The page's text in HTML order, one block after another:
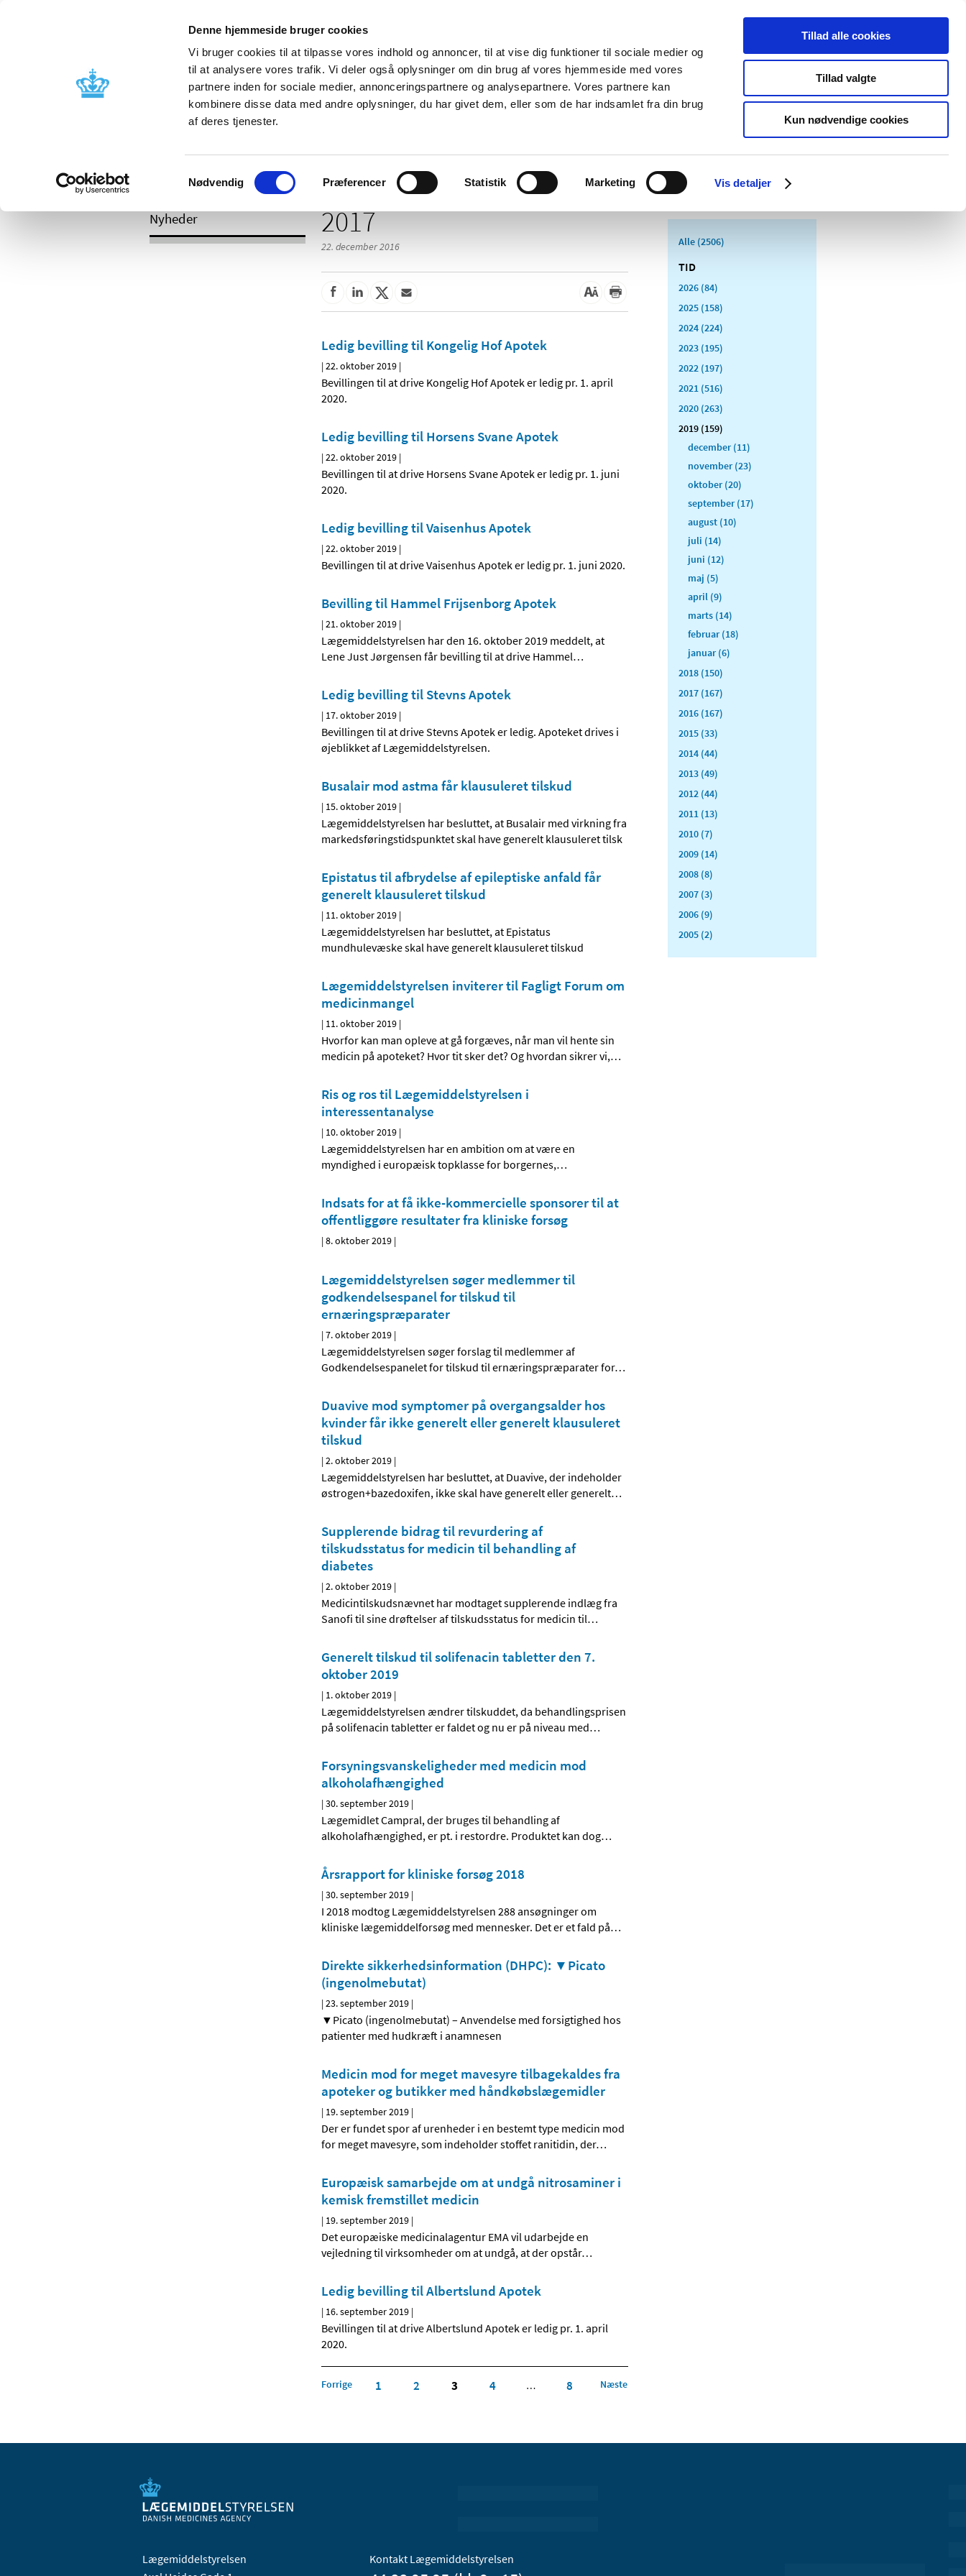
Denne hjemmeside bruger cookies
Vi bruger cookies til at tilpasse vores indhold og annoncer, til at vise dig funktioner til sociale medier og
til at analysere vores trafik. Vi deler også oplysninger om din brug af vores hjemmeside med vores
partnere inden for sociale medier, annonceringspartnere og analysepartnere. Vores partnere kan
kombinere disse data med andre oplysninger, du har givet dem, eller som de har indsamlet fra din brug
af deres tjenester.
Samtykkevalg
Nødvendig Præferencer Statistik Marketing Vis detaljer
Tillad alle cookies
Tillad valgte
Kun nødvendige cookies
Nyheder Om os Kontakt Udgivelser
Godkendelse og
Bivirkninger og
produktinformation
Tilskud og
Apoteker og salg af
Medicinsk
Særlige
produktområder
/ 2017
Nyheder 2017
22. december 2016
Ledig bevilling til Kongelig Hof Apotek
|22. oktober 2019 |
Bevillingen til at drive Kongelig Hof Apotek er ledig pr. 1. april
2020.
Ledig bevilling til Horsens Svane Apotek
|22. oktober 2019 |
Bevillingen til at drive Horsens Svane Apotek er ledig pr. 1. juni
2020.
Ledig bevilling til Vaisenhus Apotek
|22. oktober 2019 |
Bevillingen til at drive Vaisenhus Apotek er ledig pr. 1. juni 2020.
Bevilling til Hammel Frijsenborg Apotek
|21. oktober 2019 |
Lægemiddelstyrelsen har den 16. oktober 2019 meddelt, at
Lene Just Jørgensen får bevilling til at drive Hammel…
Ledig bevilling til Stevns Apotek
| 17. oktober 2019 |
Bevillingen til at drive Stevns Apotek er ledig. Apoteket drives i
øjeblikket af Lægemiddelstyrelsen.
Busalair mod astma får klausuleret tilskud
| 15. oktober 2019 |
Lægemiddelstyrelsen har besluttet, at Busalair med virkning fra
markedsføringstidspunktet skal have generelt klausuleret tilsk
Epistatus til afbrydelse af epileptiske anfald får
generelt klausuleret tilskud
| 11. oktober 2019 |
Lægemiddelstyrelsen har besluttet, at Epistatus
mundhulevæske skal have generelt klausuleret tilskud
Lægemiddelstyrelsen inviterer til Fagligt Forum om
medicinmangel
| 11. oktober 2019 |
Hvorfor kan man opleve at gå forgæves, når man vil hente sin
medicin på apoteket? Hvor tit sker det? Og hvordan sikrer vi,…
Ris og ros til Lægemiddelstyrelsen i
interessentanalyse
| 10. oktober 2019 |
Lægemiddelstyrelsen har en ambition om at være en
myndighed i europæisk topklasse for borgernes,…
Indsats for at få ikke-kommercielle sponsorer til at
offentliggøre resultater fra kliniske forsøg
|8. oktober 2019 |
Lægemiddelstyrelsen søger medlemmer til
godkendelsespanel for tilskud til
ernæringspræparater
|7. oktober 2019 |
Lægemiddelstyrelsen søger forslag til medlemmer af
Godkendelsespanelet for tilskud til ernæringspræparater for…
Duavive mod symptomer på overgangsalder hos
kvinder får ikke generelt eller generelt klausuleret
tilskud
|2. oktober 2019 |
Lægemiddelstyrelsen har besluttet, at Duavive, der indeholder
østrogen+bazedoxifen, ikke skal have generelt eller generelt…
Supplerende bidrag til revurdering af
tilskudsstatus for medicin til behandling af
diabetes
|2. oktober 2019 |
Medicintilskudsnævnet har modtaget supplerende indlæg fra
Sanofi til sine drøftelser af tilskudsstatus for medicin til…
Generelt tilskud til solifenacin tabletter den 7.
oktober 2019
| 1. oktober 2019 |
Lægemiddelstyrelsen ændrer tilskuddet, da behandlingsprisen
på solifenacin tabletter er faldet og nu er på niveau med…
Forsyningsvanskeligheder med medicin mod
alkoholafhængighed
|30. september 2019 |
Lægemidlet Campral, der bruges til behandling af
alkoholafhængighed, er pt. i restordre. Produktet kan dog…
Årsrapport for kliniske forsøg 2018
|30. september 2019 |
I 2018 modtog Lægemiddelstyrelsen 288 ansøgninger om
kliniske lægemiddelforsøg med mennesker. Det er et fald på…
Direkte sikkerhedsinformation (DHPC): ▼Picato
(ingenolmebutat)
|23. september 2019 |
▼Picato (ingenolmebutat) – Anvendelse med forsigtighed hos
patienter med hudkræft i anamnesen
Medicin mod for meget mavesyre tilbagekaldes fra
apoteker og butikker med håndkøbslægemidler
| 19. september 2019 |
Der er fundet spor af urenheder i en bestemt type medicin mod
for meget mavesyre, som indeholder stoffet ranitidin, der…
Europæisk samarbejde om at undgå nitrosaminer i
kemisk fremstillet medicin
| 19. september 2019 |
Det europæiske medicinalagentur EMA vil udarbejde en
vejledning til virksomheder om at undgå, at der opstår…
Ledig bevilling til Albertslund Apotek
| 16. september 2019 |
Bevillingen til at drive Albertslund Apotek er ledig pr. 1. april
2020.
Forrige 1 2 3 4 … 8 Næste
Alle (2506)
TID
2026 (84)
2025 (158)
2024 (224)
2023 (195)
2022 (197)
2021 (516)
2020 (263)
2019 (159)
december (11)
november (23)
oktober (20)
september (17)
august (10)
juli (14)
juni (12)
maj (5)
april (9)
marts (14)
februar (18)
januar (6)
2018 (150)
2017 (167)
2016 (167)
2015 (33)
2014 (44)
2013 (49)
2012 (44)
2011 (13)
2010 (7)
2009 (14)
2008 (8)
2007 (3)
2006 (9)
2005 (2)
Lægemiddelstyrelsen
Kontakt Lægemiddelstyrelsen